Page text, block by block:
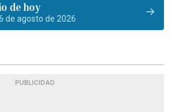
de hoy
de agosto de 2026
PUBLICIDAD